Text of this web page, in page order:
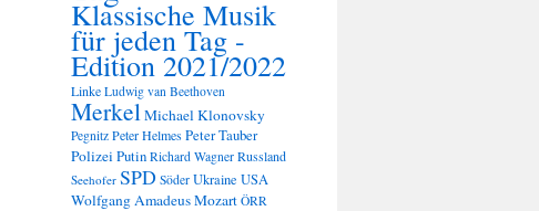
Klassische Musik
für jeden Tag -
Edition 2021/2022
Linke Ludwig van Beethoven
MerkelMichael Klonovsky
Pegnitz Peter HelmesPeter Tauber
PolizeiPutin Richard Wagner Russland
Seehofer SPD Söder Ukraine USA
Wolfgang Amadeus Mozart ÖRR